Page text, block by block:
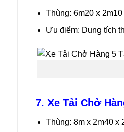
Thùng: 6m20 x
Ưu điểm: Dung tích
7. Xe Tải Chở
Thùng: 8m x 2m40 x